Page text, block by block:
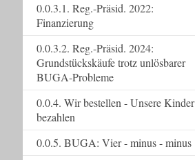
0.0.3.1. Reg.-Präsid. 2022:
Finanzierung
0.0.3.2. Reg.-Präsid. 2024:
Grundstückskäufe trotz unlösbarer
BUGA-Probleme
0.0.4. Wir bestellen - Unsere Kinder
bezahlen
0.0.5. BUGA: Vier - minus - minus